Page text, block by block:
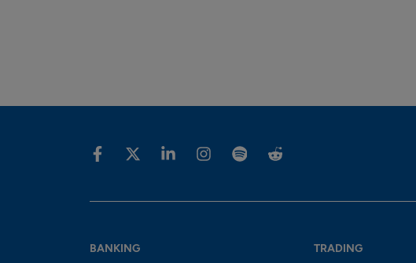
BANKING TRADING